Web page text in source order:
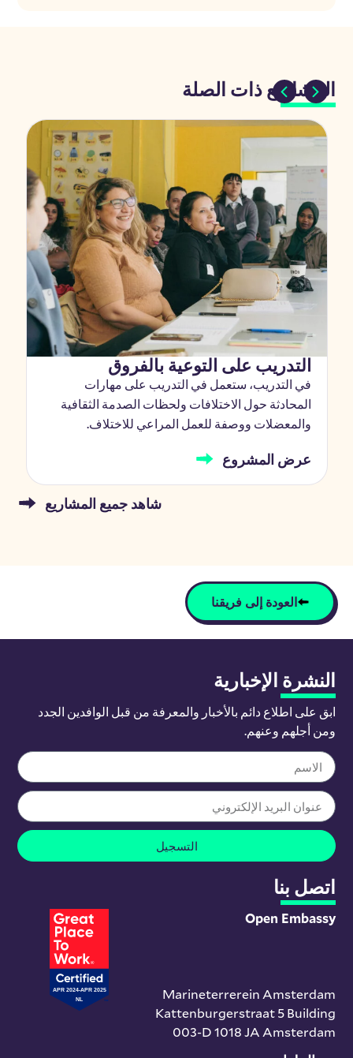
المشاريع ذات الصلة
التدريب على التوعية بالفروق
في التدريب، ستعمل في التدريب على مهارات
المحادثة حول الاختلافات ولحظات الصدمة الثقافية
والمعضلات ووصفة للعمل المراعي للاختلاف.
عرض المشروع
شاهد جميع المشاريع
العودة إلى فريقنا
النشرة الإخبارية
ابق على اطلاع دائم بالأخبار والمعرفة من قبل الوافدين الجدد
ومن أجلهم وعنهم.
التسجيل
اتصل بنا
Open Embassy
Marineterrerein Amsterdam
Kattenburgerstraat 5 Building
003-D 1018 JA Amsterdam